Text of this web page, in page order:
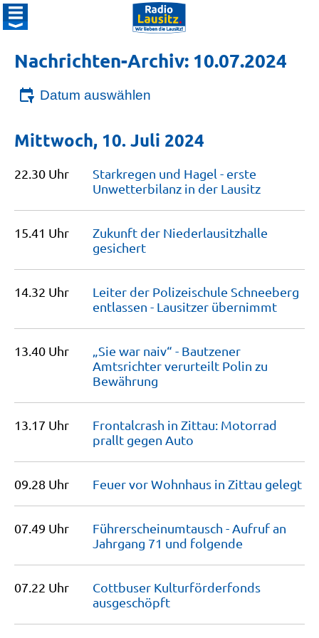
Nachrichten-Archiv: 10.07.2024
Datum auswählen
Mittwoch, 10. Juli 2024
22.30 Uhr
Starkregen und Hagel - erste
Unwetterbilanz in der Lausitz
15.41 Uhr
Zukunft der Niederlausitzhalle
gesichert
14.32 Uhr
Leiter der Polizeischule Schneeberg
entlassen - Lausitzer übernimmt
13.40 Uhr
„Sie war naiv“ - Bautzener
Amtsrichter verurteilt Polin zu
Bewährung
13.17 Uhr
Frontalcrash in Zittau: Motorrad
prallt gegen Auto
09.28 Uhr Feuer vor Wohnhaus in Zittau gelegt
07.49 Uhr
Führerscheinumtausch - Aufruf an
Jahrgang 71 und folgende
07.22 Uhr
Cottbuser Kulturförderfonds
ausgeschöpft